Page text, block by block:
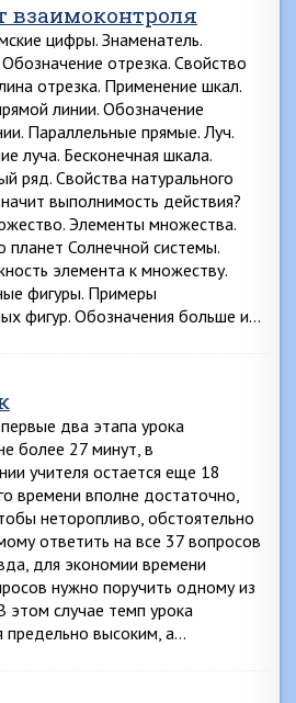
взаимоконтроля
цифры. Знаменатель.
отрезка. Свойство
отрезка. Применение шкал.
линии. Обозначение
Параллельные прямые. Луч.
луча. Бесконечная шкала.
ряд. Свойства натурального
выполнимость действия?
Элементы множества.
Солнечной системы.
элемента к множеству.
фигуры. Примеры
фигур. Обозначения больше и…
два этапа урока
более 27 минут, в
учителя остается еще 18
времени вполне достаточно,
неторопливо, обстоятельно
ответить на все 37 вопросов
для экономии времени
нужно поручить одному из
этом случае темп урока
предельно высоким, а…